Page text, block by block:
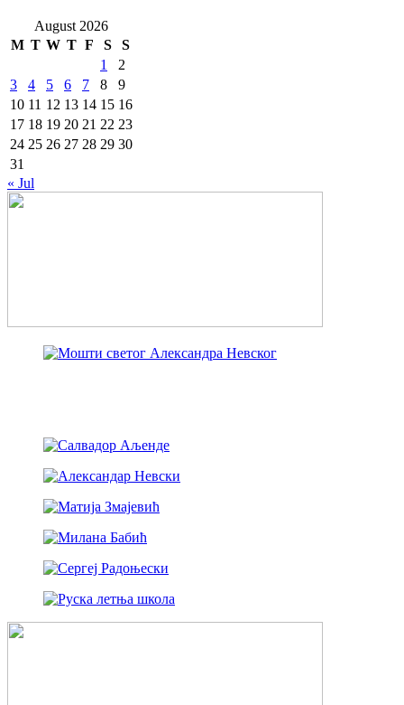
August 2026
M T W T F S
S
1
2
3
4 5 6 7 8
9
10 11 12 13 14 15 16
17 18 19 20 21 22 23
24 25 26 27 28 29 30
31
« Jul